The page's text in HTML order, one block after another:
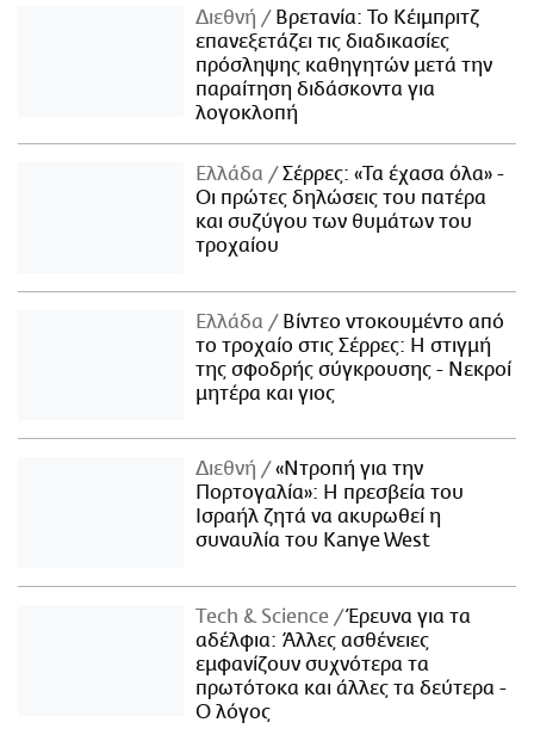
Διεθνή
Βρετανία: Το Κέιμπριτζ
επανεξετάζει τις διαδικασίες
πρόσληψης καθηγητών μετά την
παραίτηση διδάσκοντα για
λογοκλοπή
Ελλάδα
Σέρρες: «Τα έχασα όλα» -
Οι πρώτες δηλώσεις του πατέρα
και συζύγου των θυμάτων του
τροχαίου
Ελλάδα
Βίντεο ντοκουμέντο από
το τροχαίο στις Σέρρες: Η στιγμή
της σφοδρής σύγκρουσης - Νεκροί
μητέρα και γιος
Διεθνή
«Ντροπή για την
Πορτογαλία»: Η πρεσβεία του
Ισραήλ ζητά να ακυρωθεί η
συναυλία του Kanye West
Τech & Science
Έρευνα για τα
αδέλφια: Άλλες ασθένειες
εμφανίζουν συχνότερα τα
πρωτότοκα και άλλες τα δεύτερα -
Ο λόγος